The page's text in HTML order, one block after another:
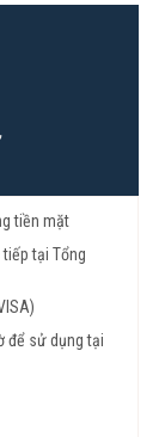
tiền mặt
tại Tổng
để sử dụng tại